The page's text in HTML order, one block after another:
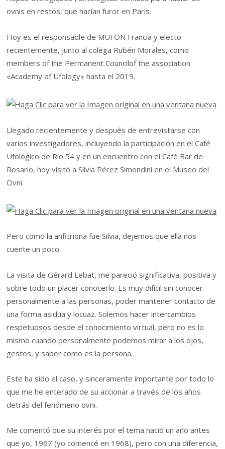
ovnis en restós, que hacían furor en París.
Hoy es el responsable de MUFON Francia y electo
recientemente, junto al colega Rubén Morales, como
members of the Permanent Councilof the association
«Academy of Ufology» hasta el 2019.
Llegado recientemente y después de entrevistarse con
varios investigadores, incluyendo la participación en el Café
Ufológico de Río 54 y en un encuentro con el Café Bar de
Rosario, hoy visitó a Silvia Pérez Simondini en el Museo del
Ovni.
Pero como la anfitriona fue Silvia, dejemos que ella nos
cuente un poco.
La visita de Gérard Lebat, me pareció significativa, positiva y
sobre todo un placer conocerlo. Es muy difícil sin conocer
personalmente a las personas, poder mantener contacto de
una forma asidua y locuaz. Solemos hacer intercambios
respetuosos desde el conocimiento virtual, pero no es lo
mismo cuando personalmente podemos mirar a los ojos,
gestos, y saber como es la persona.
Este ha sido el caso, y sinceramente importante por todo lo
que me he enterado de su accionar a través de los años
detrás del fenómeno ovni.
Me comentó que su interés por el tema nació un año antes
que yo, 1967 (yo comencé en 1968), pero con una diferencia,